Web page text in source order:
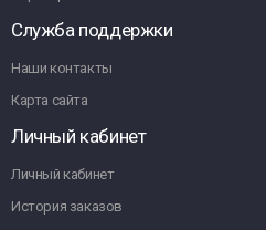
Служба поддержки
Наши контакты
Карта сайта
Личный кабинет
Личный кабинет
История заказов